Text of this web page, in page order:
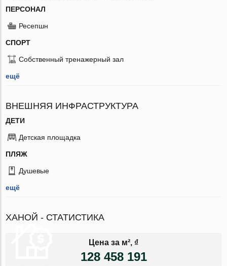
ПЕРСОНАЛ
Ресепшн
СПОРТ
Собственный тренажерный зал
ещё
ВНЕШНЯЯ ИНФРАСТРУКТУРА
ДЕТИ
Детская площадка
ПЛЯЖ
Душевые
ещё
ХАНОЙ - СТАТИСТИКА
Цена за м², ₫
128 458 191